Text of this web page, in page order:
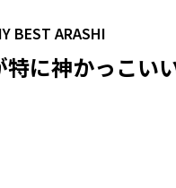
BEST ARASHI
特に神かっこい